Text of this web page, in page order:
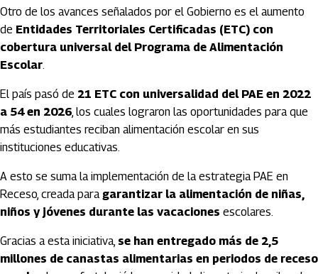
Otro de los avances señalados por el Gobierno es el aumento
de Entidades Territoriales Certificadas (ETC) con
cobertura universal del Programa de Alimentación
Escolar.
El país pasó de 21 ETC con universalidad del PAE en 2022
a 54 en 2026, los cuales lograron las oportunidades para que
más estudiantes reciban alimentación escolar en sus
instituciones educativas.
A esto se suma la implementación de la estrategia PAE en
Receso, creada paragarantizar la alimentación de niñas,
niños y jóvenes durante las vacaciones escolares.
Gracias a esta iniciativa, se han entregado más de 2,5
millones de canastas alimentarias en periodos de receso